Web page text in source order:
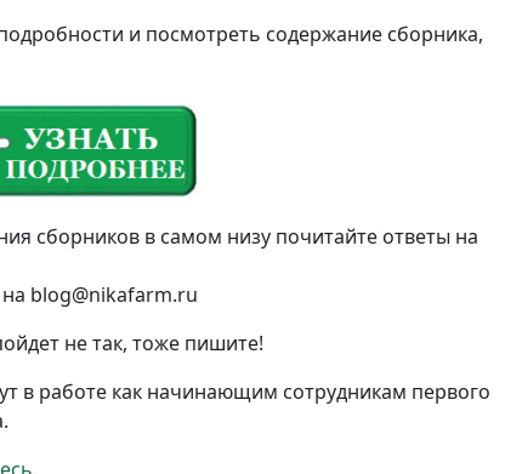
и посмотреть содержание сборника,
сборников в самом низу почитайте ответы на
blog@nikafarm.ru
не так, тоже пишите!
в работе как начинающим сотрудникам первого